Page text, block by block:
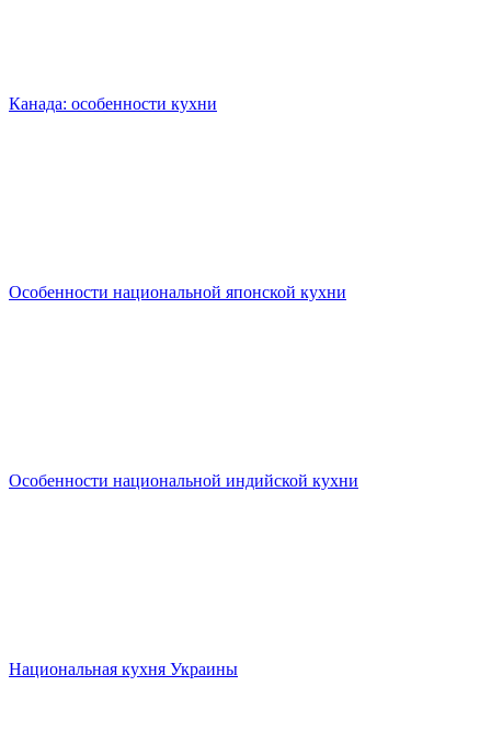
Канада: особенности кухни
Особенности национальной японской кухни
Особенности национальной индийской кухни
Национальная кухня Украины